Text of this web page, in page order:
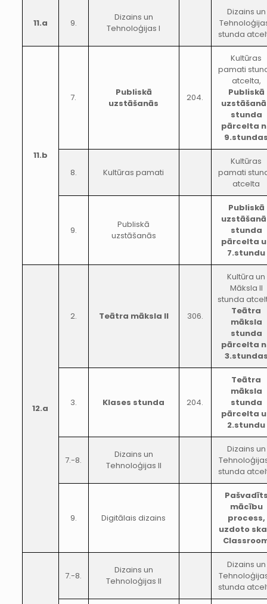
11.a 9.
Dizains un
Tehnoloģijas I
Dizains un
stunda
11.b
7.
Publiskā
uzstāšanās
204.
Kultūras
pamati
atcelta,
Publiskā
stunda
pārcelta
8. Kultūras pamati
Kultūras
pamati
atcelta
9.
Publiskā
uzstāšanās
Publiskā
stunda
pārcelta
7.stundu
12.a
2. Teātra māksla II 306.
Kultūra un
Māksla II
stunda
Teātra
māksla
stunda
pārcelta
3. Klases stunda 204.
Teātra
māksla
stunda
pārcelta
2.stundu
7.-8.
Dizains un
Tehnoloģijas II
Dizains un
stunda
9. Digitālais dizains
mācību
process,
uzdoto
7.-8.
Dizains un
Tehnoloģijas II
Dizains un
stunda